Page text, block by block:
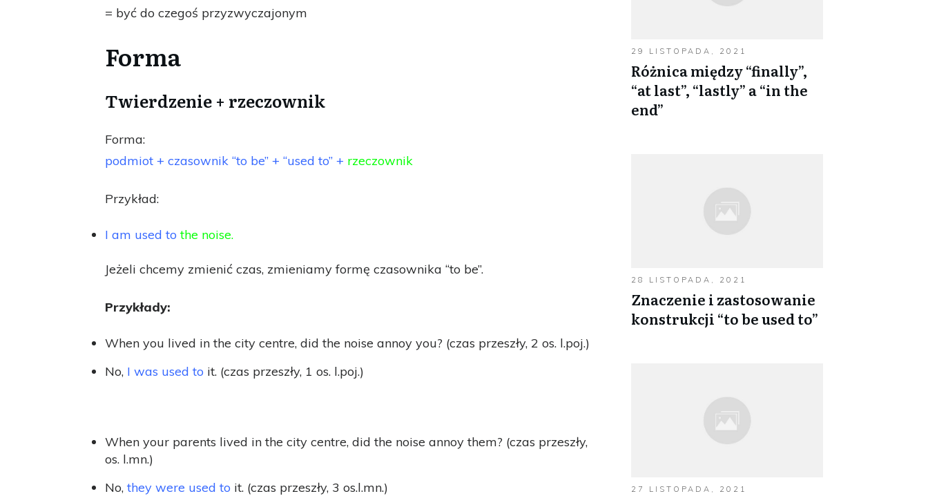
= być do czegoś przyzwyczajonym
Forma
Twierdzenie + rzeczownik
Forma:
podmiot + czasownik “to be” + “used to” + rzeczownik
Przykład:
I am used tothe noise.
Jeżeli chcemy zmienić czas, zmieniamy formę czasownika “to be”.
Przykłady:
When you lived in the city centre, did the noise annoy you? (czas przeszły, 2 os. l.poj.)
No, I was used to it. (czas przeszły, 1 os. l.poj.)
When your parents lived in the city centre, did the noise annoy them? (czas przeszły,
os. l.mn.)
No, they were used to it. (czas przeszły, 3 os.l.mn.)
29 LISTOPADA, 2021
Różnica między “finally”,
“at last”, “lastly” a “in the
end”
28 LISTOPADA, 2021
Znaczenie i zastosowanie
konstrukcji “to be used to”
27 LISTOPADA, 2021